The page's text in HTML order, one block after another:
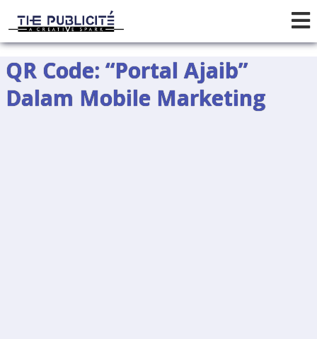
QR Code: “Portal Ajaib”
Dalam Mobile Marketing